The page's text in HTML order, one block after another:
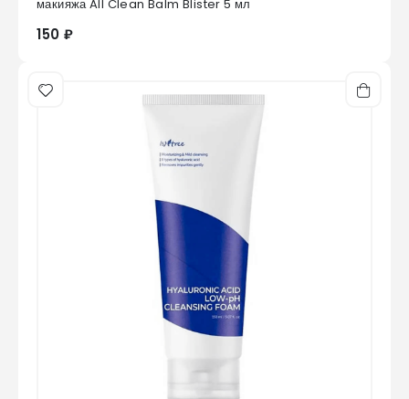
макияжа All Clean Balm Blister 5 мл
150 ₽